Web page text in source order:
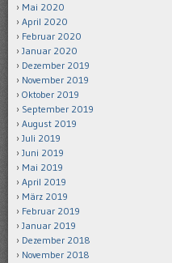
Mai 2020
April 2020
Februar 2020
Januar 2020
Dezember 2019
November 2019
Oktober 2019
September 2019
August 2019
Juli 2019
Juni 2019
Mai 2019
April 2019
März 2019
Februar 2019
Januar 2019
Dezember 2018
November 2018